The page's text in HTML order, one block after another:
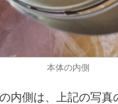
本体の内側
内側は、上記の写真